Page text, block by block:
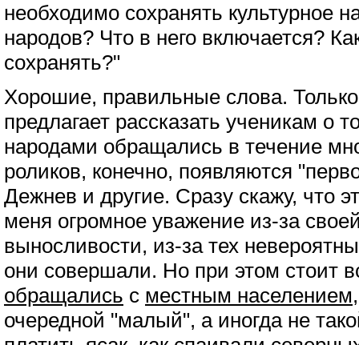
необходимо сохранять культурное
народов? Что в него включается?
сохранять?"
Хорошие, правильные слова.
предлагает рассказать ученикам о
народами обращались в течение
роликов, конечно, появляются
Дежнев и другие. Сразу скажу, что
меня огромное уважение из-за
выносливости, из-за тех
они совершали. Но при этом стоит
обращались с местным населением
очередной "малый", а иногда не